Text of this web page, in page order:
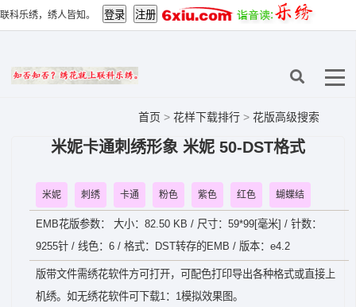
联科乐绣，绣人皆知。
首页 > 花样下载排行 > 花版高级搜索
米妮卡通刺绣形象 米妮 50-DST格式
米妮 刺绣 卡通 粉色 紫色 红色 蝴蝶结
EMB花版参数： 大小：82.50 KB / 尺寸：59*99[毫米] / 针数：
9255针 / 线色：6 / 格式：DST转存的EMB / 版本：e4.2
版带文件需绣花软件方可打开，可配色打印导出各种格式或直接上
机绣。如无绣花软件可下载1：1模拟效果图。